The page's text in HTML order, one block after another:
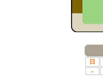
日
-